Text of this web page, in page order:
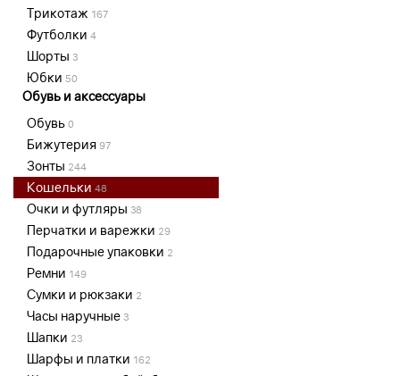
Трикотаж 167
Футболки 4
Шорты 3
Юбки 50
Обувь и аксессуары
Обувь 0
Бижутерия 97
Зонты 244
Кошельки 48
Очки и футляры 38
Перчатки и варежки 29
Подарочные упаковки 2
Ремни 149
Сумки и рюкзаки 2
Часы наручные 3
Шапки 23
Шарфы и платки 162